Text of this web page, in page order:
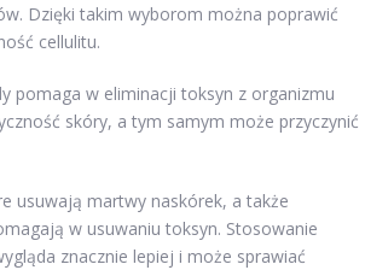
Dzięki takim wyborom można poprawić
cellulitu.
pomaga w eliminacji toksyn z organizmu
skóry, a tym samym może przyczynić
usuwają martwy naskórek, a także
w usuwaniu toksyn. Stosowanie
znacznie lepiej i może sprawiać